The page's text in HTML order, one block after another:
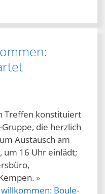
Treffen konstituiert
die herzlich
Austausch am
um 16 Uhr einlädt;
»
Boule-